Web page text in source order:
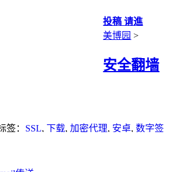
投稿 请進
美博园 >
安全翻墙
签： SSL, 下载, 加密代理, 安卓, 数字签